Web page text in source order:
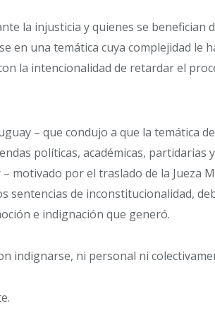
la injusticia y quienes se benefician
en una temática cuya complejidad le
la intencionalidad de retardar el
– que condujo a que la temática
políticas, académicas, partidarias
motivado por el traslado de la Jueza
sentencias de inconstitucionalidad,
e indignación que generó.
indignarse, ni personal ni